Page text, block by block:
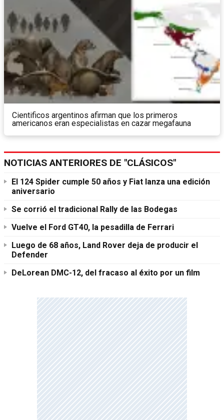
Cientificos argentinos afirman que los primeros
americanos eran especialistas en cazar megafauna
NOTICIAS ANTERIORES DE "CLÁSICOS"
El 124 Spider cumple 50 años y Fiat lanza una edición
aniversario
Se corrió el tradicional Rally de las Bodegas
Vuelve el Ford GT40, la pesadilla de Ferrari
Luego de 68 años, Land Rover deja de producir el
Defender
DeLorean DMC-12, del fracaso al éxito por un film